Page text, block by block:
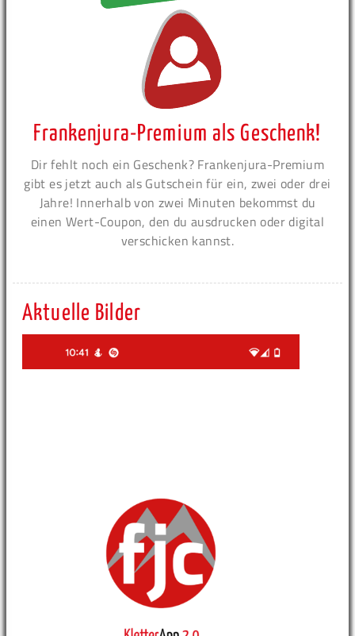
Frankenjura-Premium als Geschenk!
Dir fehlt noch ein Geschenk? Frankenjura-Premium
gibt es jetzt auch als Gutschein für ein, zwei oder drei
Jahre! Innerhalb von zwei Minuten bekommst du
einen Wert-Coupon, den du ausdrucken oder digital
verschicken kannst.
Aktuelle Bilder